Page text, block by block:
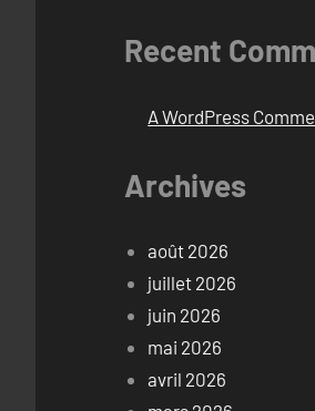
Recent
A WordPress
Archives
août 2026
juillet 2026
juin 2026
mai 2026
avril 2026